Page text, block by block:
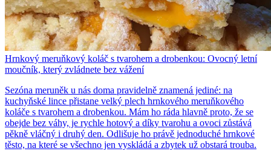
Hrnkový meruňkový koláč s tvarohem a drobenkou: Ovocný letní
moučník, který zvládnete bez vážení
Sezóna meruněk u nás doma pravidelně znamená jediné: na
kuchyňské lince přistane velký plech hrnkového meruňkového
koláče s tvarohem a drobenkou. Mám ho ráda hlavně proto, že se
obejde bez váhy, je rychle hotový a díky tvarohu a ovoci zůstává
pěkně vláčný i druhý den. Odlišuje ho právě jednoduché hrnkové
těsto, na které se všechno jen vyskládá a zbytek už obstará trouba.